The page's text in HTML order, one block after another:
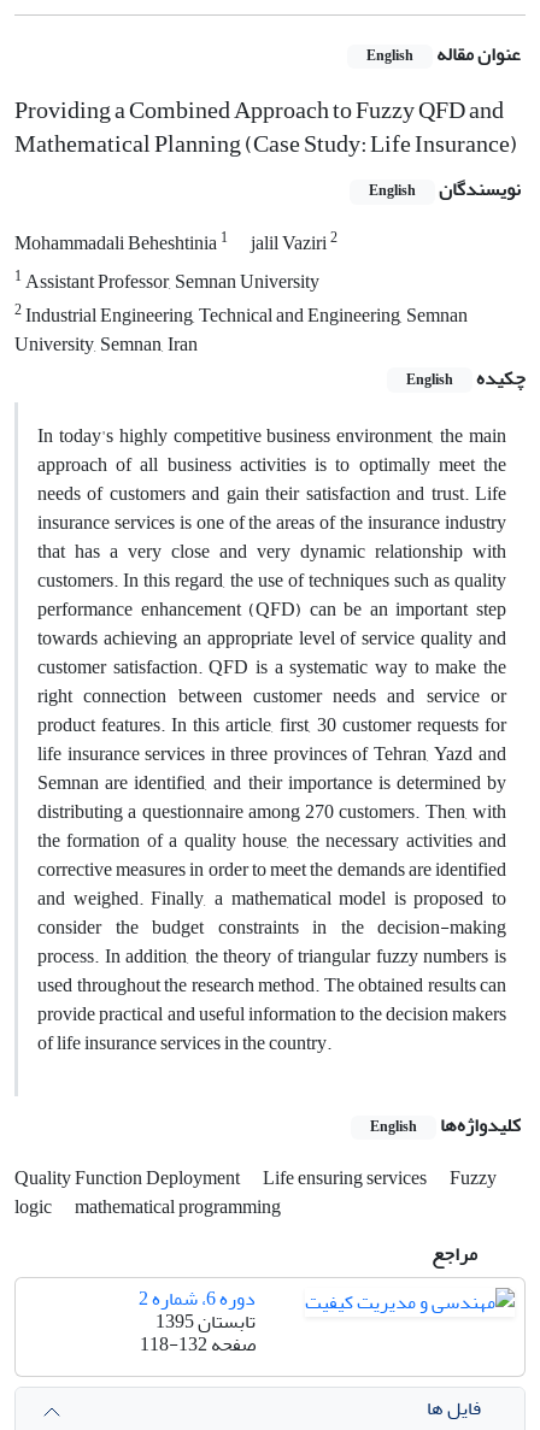
عنوان مقاله English
Providing a Combined Approach to Fuzzy QFD and
Mathematical Planning (Case Study: Life Insurance)
نویسندگان English
Mohammadali Beheshtinia1 jalil Vaziri2
1Assistant Professor, Semnan University
2Industrial Engineering, Technical and Engineering, Semnan
University, Semnan, Iran
چکیده
English
In today's highly competitive business environment, the main
approach of all business activities is to optimally meet the
needs of customers and gain their satisfaction and trust. Life
insurance services is one of the areas of the insurance industry
that has a very close and very dynamic relationship with
customers. In this regard, the use of techniques such as quality
performance enhancement (QFD) can be an important step
towards achieving an appropriate level of service quality and
customer satisfaction. QFD is a systematic way to make the
right connection between customer needs and service or
product features. In this article, first, 30 customer requests for
life insurance services in three provinces of Tehran, Yazd and
Semnan are identified, and their importance is determined by
distributing a questionnaire among 270 customers. Then, with
the formation of a quality house, the necessary activities and
corrective measures in order to meet the demands are identified
and weighed. Finally, a mathematical model is proposed to
consider the budget constraints in the decision-making
process. In addition, the theory of triangular fuzzy numbers is
used throughout the research method. The obtained results can
provide practical and useful information to the decision makers
of life insurance services in the country.
کلیدواژه‌ها English
Quality Function Deployment Life ensuring services
Fuzzy
logic
mathematical programming
مراجع
دوره 6، شماره 2
تابستان 1395
صفحه118-132
فایل ها